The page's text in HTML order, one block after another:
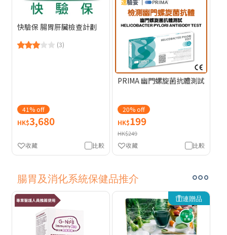
快驗保 腸胃肝臟檢查計劃
(3)
41% off
HK$3,680
比較
收藏
PRIMA 幽門螺旋菌抗體測試
20% off
HK$199
HK$249
比較
收藏
腸胃及消化系統保健品推介
連贈品